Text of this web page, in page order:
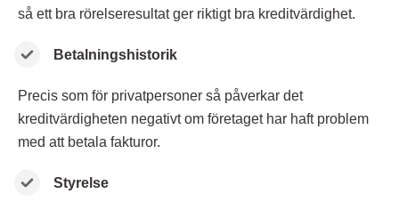
så ett bra rörelseresultat ger riktigt bra kreditvärdighet.
Betalningshistorik
Precis som för privatpersoner så påverkar det
kreditvärdigheten negativt om företaget har haft problem
med att betala fakturor.
Styrelse